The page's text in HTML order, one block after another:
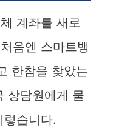
계좌를 새로
음엔 스마트뱅
한참을 찾았는
상담원에게 물
습니다.